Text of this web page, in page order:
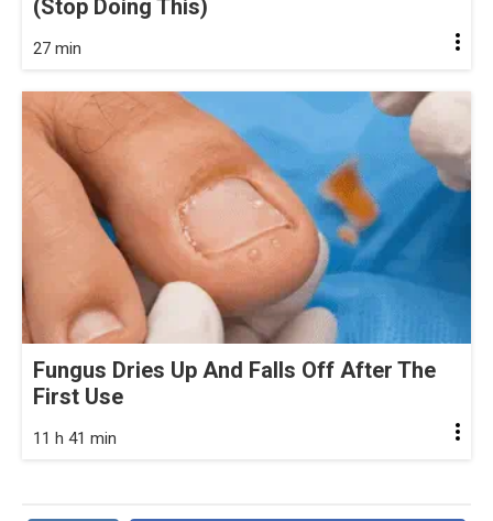
(Stop Doing This)
27 min
Fungus Dries Up And Falls Off After The
First Use
11 h 41 min